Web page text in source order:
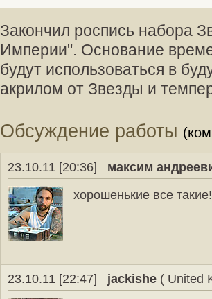
Закончил роспись набора
Империи". Основание
будут использоваться в
акрилом от Звезды и
Обсуждение работы
23.10.11 [20:36]
максим
хорошенькие все
23.10.11 [22:47] jackishe ( United